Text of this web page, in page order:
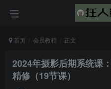
首页 会员教程 正文
2024年摄影后期系统课
精修（19节课）